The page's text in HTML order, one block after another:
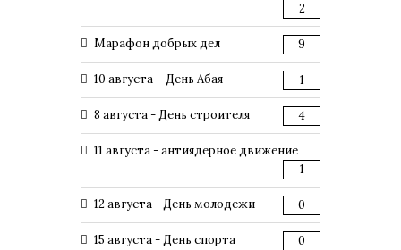
2
Марафон добрых дел 9
10 августа – День Абая 1
8 августа - День строителя 4
11 августа - антиядерное движение
1
12 августа - День молодежи 0
15 августа - День спорта 0